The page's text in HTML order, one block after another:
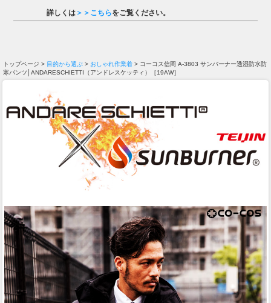
詳しくは ＞＞こちらをご覧ください。
トップページ > 目的から選ぶ > おしゃれ作業着 > コーコス信岡 A-3803 サンバーナー透湿防水防
寒パンツ│ANDARESCHIETTI（アンドレスケッティ）［19AW］